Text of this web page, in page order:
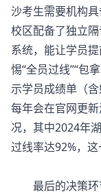
沙考生需要机构
校区配备了独立
系统，能让学员
惕“全员过线”“包
示学员成绩单（
每年会在官网更
况，其中2024年
过线率达92%，这
最后的决策环